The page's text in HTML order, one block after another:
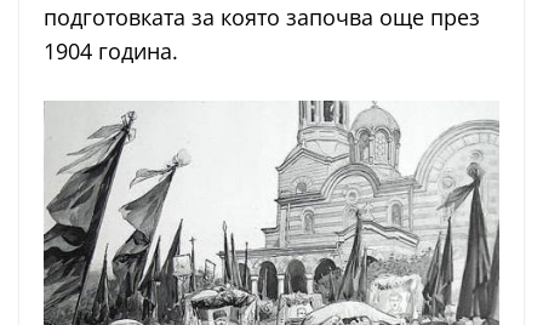
подготовката за която започва още през
1904 година.